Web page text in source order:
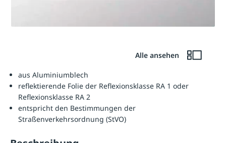
Alle ansehen
aus Aluminiumblech
reflektierende Folie der Reflexionsklasse RA 1 oder
Reflexionsklasse RA 2
entspricht den Bestimmungen der
Straßenverkehrsordnung (StVO)